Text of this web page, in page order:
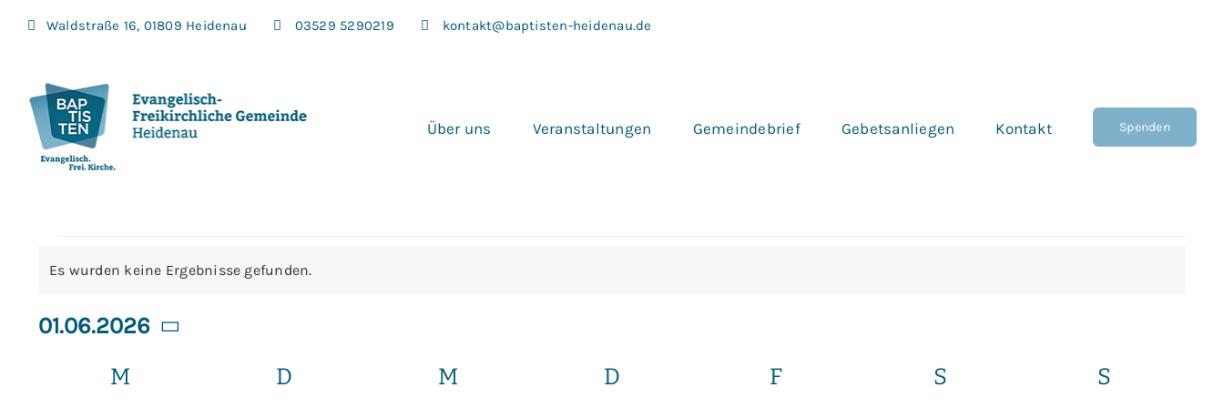
Waldstraße 16, 01809 Heidenau 03529 5290219 kontakt@baptisten-heidenau.de
Über uns Veranstaltungen Gemeindebrief Gebetsanliegen Kontakt Spenden
Veranstaltungen
Hinweis
Es wurden keine Ergebnisse gefunden.
01.06.2026
wählen.
Kalender
M D M D DONNERSTAGFFREITAG S S